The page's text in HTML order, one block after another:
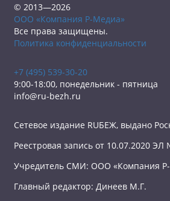
© 2013—2026
ООО «Компания Р-Медиа»
Все права защищены.
Политика конфиденциальности
+7 (495) 539-30-20
9:00-18:00, понедельник - пятница
info@ru-bezh.ru
Сетевое издание RUБЕЖ, выдано
Реестровая запись от 10.07.2020
Учредитель СМИ: ООО «Компания
Главный редактор: Динеев М.Г.